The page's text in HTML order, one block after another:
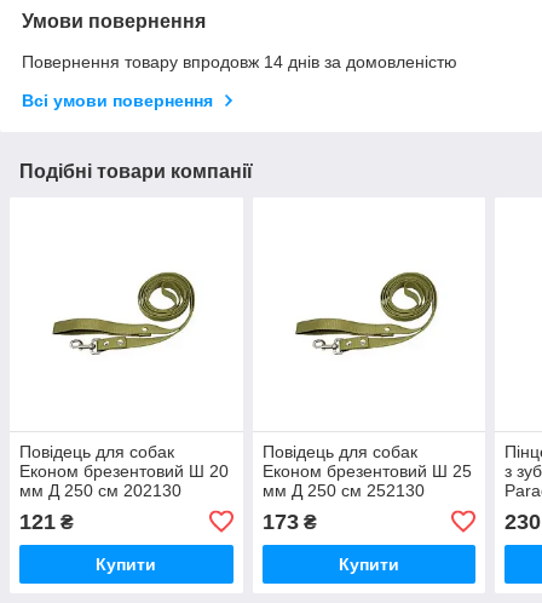
Умови повернення
Повернення товару впродовж 14 днів за домовленістю
Всі умови повернення
Подібні товари компанії
Повідець для собак
Економ брезентовий Ш 20
мм Д 250 см 202130
121 ₴
Купити
Повідець для собак
Економ брезентовий Ш 25
мм Д 250 см 252130
173₴
Купити
з
230